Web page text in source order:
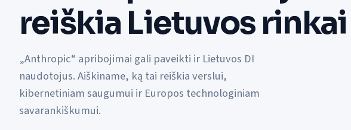
reiškia Lietuvos rinkai
„Anthropic“ apribojimai gali paveikti ir Lietuvos DI
naudotojus. Aiškiname, ką tai reiškia verslui,
kibernetiniam saugumui ir Europos technologiniam
savarankiškumui.